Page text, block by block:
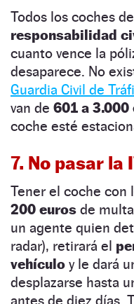
Todos los coches
responsabilidad
cuanto vence la
desaparece. No
Guardia Civil de
van de 601 a 3.000
coche esté
7. No pasar la
Tener el coche con
200 euros de
un agente quien
radar), retirará el
vehículo y le dará
desplazarse hasta
antes de diez días.